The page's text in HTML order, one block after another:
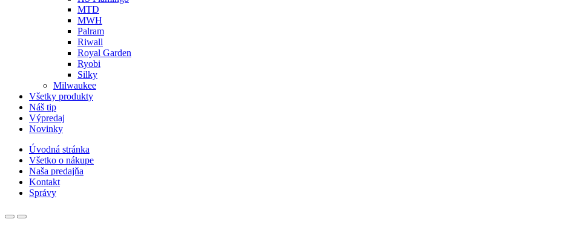
MTD
MWH
Palram
Riwall
Royal Garden
Ryobi
Silky
Milwaukee
Všetky produkty
Náš tip
Výpredaj
Novinky
Úvodná stránka
Všetko o nákupe
Naša predajňa
Kontakt
Správy